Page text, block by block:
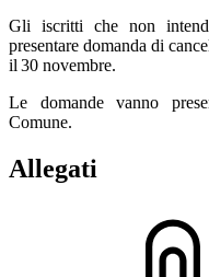
Gli iscritti che non
presentare domanda di
il 30 novembre.
Le domande vanno
Comune.
Allegati